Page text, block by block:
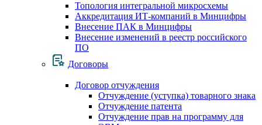
Топология интегральной микросхемы
Аккредитация ИТ-компаний в Минцифры
Внесение ПАК в Минцифры
Внесение изменений в реестр российского
ПО
Договоры
Договор отчуждения
Отчуждение (уступка) товарного знака
Отчуждение патента
Отчуждение прав на программу для